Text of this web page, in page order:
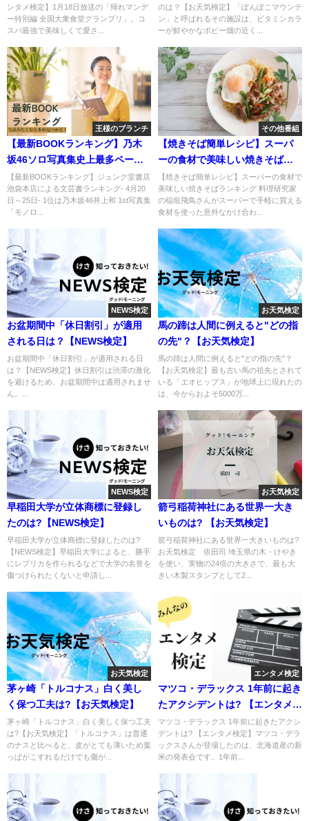
ンタメ検定】1月18日放送の「帰れマンデ
ー特別編 全国大衆食堂グランプリ」。コ
スパ最強で美味しくて愛さ...
のは？【お天気検定】「ぽんぽこマウンテ
ン」と呼ばれるその施設は、ビタミンカラ
ーが鮮やかなポピー畑の近く...
王様のブランチ
【最新BOOKランキング】乃木
坂46ソロ写真集史上最多ページ
「井上和 1st写真集」
【最新BOOKランキング】ジュンク堂書店
池袋本店による文芸書ランキング- 4月20
日～25日- 1位は乃木坂46井上和 1st写真集
「モノロ...
その他番組
【焼きそば簡単レシピ】スーパ
ーの食材で美味しい焼きそばラ
ンキング
【焼きそば簡単レシピ】スーパーの食材で
美味しい焼きそばランキング 料理研究家
の稲垣飛鳥さんがスーパーで手軽に買える
食材を使った意外なかけ合わ...
NEWS検定
お盆期間中「休日割引」が適用
される日は？【NEWS検定】
お盆期間中「休日割引」が適用される日
は？【NEWS検定】休日割引は渋滞の激化
を避けるため、お盆期間中は適用されませ
ん。...
お天気検定
馬の蹄は人間に例えると"どの指
の先"？【お天気検定】
馬の蹄は人間に例えると"どの指の先"？
【お天気検定】最も古い馬の祖先とされて
いる「エオヒップス」が地球上に現れたの
は、今からおよそ5000万...
NEWS検定
早稲田大学が立体商標に登録し
たのは?【NEWS検定】
早稲田大学が立体商標に登録したのは?
【NEWS検定】早稲田大学によると、勝手
にレプリカを作られるなどで大学の名誉を
傷つけられたくないと申請し...
お天気検定
箭弓稲荷神社にある世界一大き
いものは? 【お天気検定】
箭弓稲荷神社にある世界一大きいものは?
お天気検定 依田司 埼玉県の木・けやき
を使い、実物の24倍の大きさで、最も大
きい木製スタンプとして2...
お天気検定
茅ヶ崎「トルコナス」白く美し
く保つ工夫は?【お天気検定】
茅ヶ崎「トルコナス」白く美しく保つ工夫
は?【お天気検定】「トルコナス」は普通
のナスと比べると、皮がとても薄いため葉
っぱがこすれるだけでも傷が...
エンタメ検定
マツコ・デラックス 1年前に起き
たアクシデントは? 【エンタメ検
定】
マツコ・デラックス 1年前に起きたアクシ
デントは? 【エンタメ検定】マツコ・デラ
ックスさんが登場したのは、北海道産の新
米の発表会です。1年前...